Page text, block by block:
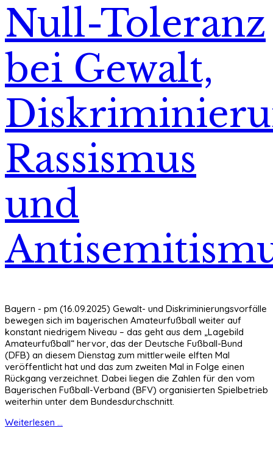
Null-Toleranz
bei Gewalt,
Rassismus
und
Bayern - pm (16.09.2025) Gewalt- und Diskriminierungsvorfälle
bewegen sich im bayerischen Amateurfußball weiter auf
konstant niedrigem Niveau – das geht aus dem „Lagebild
Amateurfußball“ hervor, das der Deutsche Fußball-Bund
(DFB) an diesem Dienstag zum mittlerweile elften Mal
veröffentlicht hat und das zum zweiten Mal in Folge einen
Rückgang verzeichnet. Dabei liegen die Zahlen für den vom
Bayerischen Fußball-Verband (BFV) organisierten Spielbetrieb
weiterhin unter dem Bundesdurchschnitt.
Weiterlesen ...